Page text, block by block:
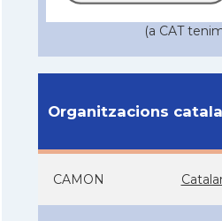
(a CAT
Organitzacions
CAMON